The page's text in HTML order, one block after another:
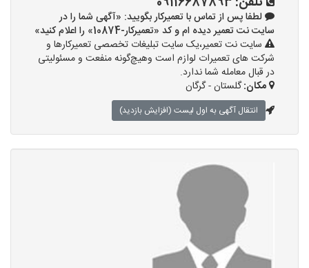
لطفا پس از تماس با تعمیرکار بگویید: «آگهی شما را در
سایت نت تعمیر دیده ام و کد «تعمیرکار-10874» را اعلام کنید»
سایت نت تعمیر،یک سایت تبلیغات تخصصی تعمیرکارها و
شرکت های تعمیرات لوازم است وهیچ‌گونه منفعت و مسئولیتی
در قبال معامله شما ندارد.
مکان:گلستان - گرگان
انتقال آگهی به اول لیست (افزایش بازدید)